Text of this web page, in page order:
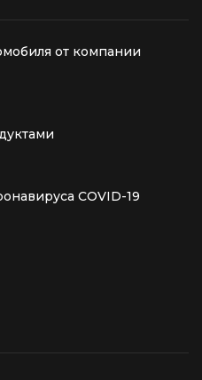
от компании
COVID-19